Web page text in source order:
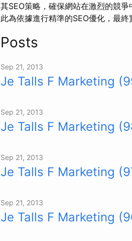
其SEO策略，確保網站在激烈的競
此為依據進行精準的SEO優化，最終
Posts
Sep 21, 2013
Je Talls F Marketing
Sep 21, 2013
Je Talls F Marketing
Sep 21, 2013
Je Talls F Marketing
Sep 21, 2013
Je Talls F Marketing